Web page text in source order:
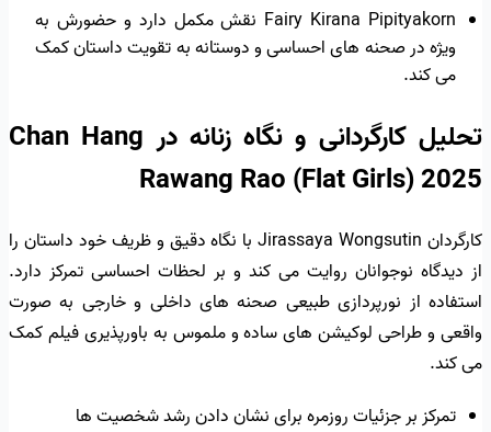
Fairy Kirana Pipityakorn نقش مکمل دارد و حضورش به
ویژه در صحنه های احساسی و دوستانه به تقویت داستان کمک
می کند.
تحلیل کارگردانی و نگاه زنانه در Chan Hang
Rawang Rao (Flat Girls) 2025
کارگردان Jirassaya Wongsutin با نگاه دقیق و ظریف خود داستان را
از دیدگاه نوجوانان روایت می کند و بر لحظات احساسی تمرکز دارد.
استفاده از نورپردازی طبیعی صحنه های داخلی و خارجی به صورت
واقعی و طراحی لوکیشن های ساده و ملموس به باورپذیری فیلم کمک
می کند.
تمرکز بر جزئیات روزمره برای نشان دادن رشد شخصیت ها